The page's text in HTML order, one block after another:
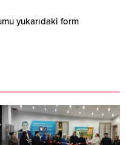
yukarıdaki form